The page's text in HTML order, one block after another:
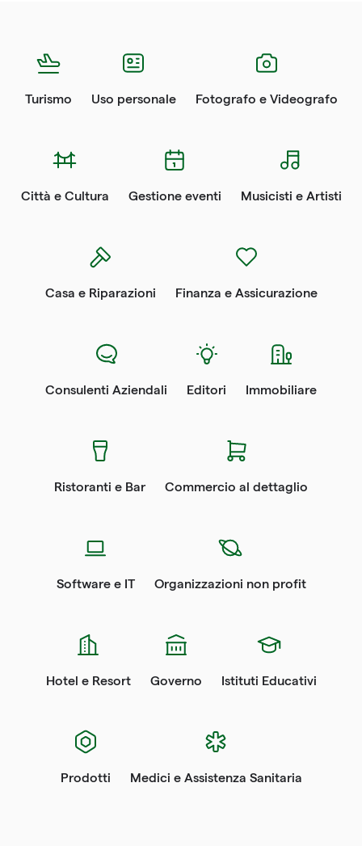
Turismo Uso personale Fotografo e Videografo
Città e Cultura Gestione eventi Musicisti e Artisti
Casa e Riparazioni Finanza e Assicurazione
Consulenti Aziendali Editori Immobiliare
Ristoranti e Bar Commercio al dettaglio
Software e IT Organizzazioni non profit
Hotel e Resort Governo Istituti Educativi
Prodotti Medici e Assistenza Sanitaria